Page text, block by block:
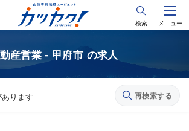
検索 メニュー
産営業 - 甲府市 の求人
ります 再検索する